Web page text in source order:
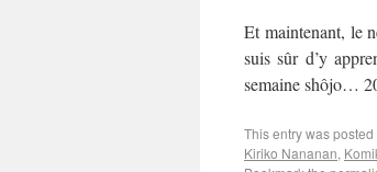
Et maintenant, le
suis sûr d’y
semaine shôjo…
This entry was posted
Kiriko Nananan,